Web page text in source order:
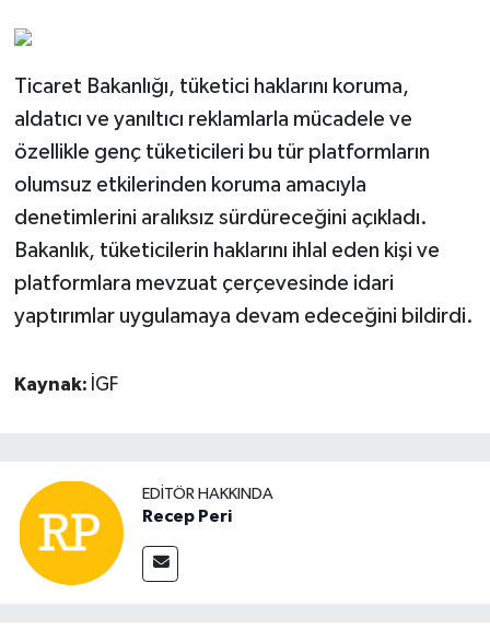
Ticaret Bakanlığı, tüketici haklarını koruma,
aldatıcı ve yanıltıcı reklamlarla mücadele ve
özellikle genç tüketicileri bu tür platformların
olumsuz etkilerinden koruma amacıyla
denetimlerini aralıksız sürdüreceğini açıkladı.
Bakanlık, tüketicilerin haklarını ihlal eden kişi ve
platformlara mevzuat çerçevesinde idari
yaptırımlar uygulamaya devam edeceğini bildirdi.
Kaynak: İGF
EDITÖR HAKKINDA
Recep Peri